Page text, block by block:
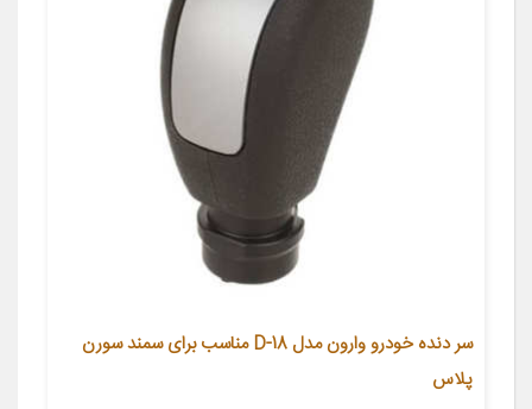
سر دنده خودرو وارون مدل D-18 مناسب برای سمند سورن
پلاس